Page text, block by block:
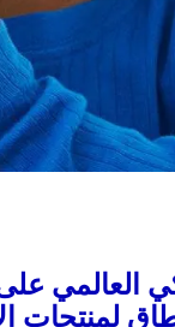
العالمي
لمنتجات